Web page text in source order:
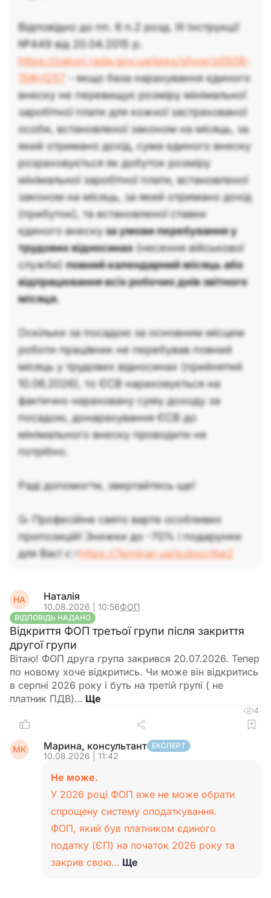
Відповідно до пп. 6 п.2 розд. ІІІ Інструкції
№449 від 20.04.2015 р.
https://zakon.rada.gov.ua/laws/show/z0508-
15#n1257
- якщо база нарахування єдиного
внеску не перевищує розміру мінімальної
заробітної плати для кожної застрахованої
особи, встановленої законом на місяць, за
який отримано дохід, сума єдиного внеску
розраховується як добуток розміру
мінімальної заробітної плати, встановленої
законом на місяць, за який отримано дохід
(прибуток), та встановленої ставки
єдиного внескуза умови перебування у
трудових відносинах(несення військової
служби)повний календарний місяць або
відпрацювання всіх робочих днів звітного
місяця.
Оскільки за посадою за основним місцем
роботи працівник не перебував повний
місяць у трудових відносинах (прийнятий
10.06.2026), то ЄСВ нараховується на
фактично нараховану суму доходу за
посадою, донарахування ЄСВ до
мінімального внеску проводити не
потрібно.
Раді допомогти, звертайтесь ще!
🥳 Професійне свято варте особливих
пропозицій! Знижки до -70% і подарунки
для Вас! 👉https://7eminar.ua/subscribe2
НА Наталія
10.08.2026 | 10:56ФОП
ВІДПОВІДЬ НАДАНО
Відкриття ФОП третьої групи після закриття
другої групи
Вітаю! ФОП друга група закрився 20.07.2026. Тепер
по новому хоче відкритись. Чи може він відкритись
в серпні 2026 року і буть на третій групі ( не
платник ПДВ)…
4
МК Марина, консультант ЕКСПЕРТ
10.08.2026 | 11:42
Не може.
У 2026 році ФОП вже не може обрати
спрощену систему оподаткування.
ФОП, який був платником єдиного
податку (ЄП) на початок 2026 року та
закрив свою… Ще